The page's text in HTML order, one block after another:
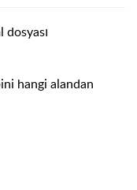
hangi alandan